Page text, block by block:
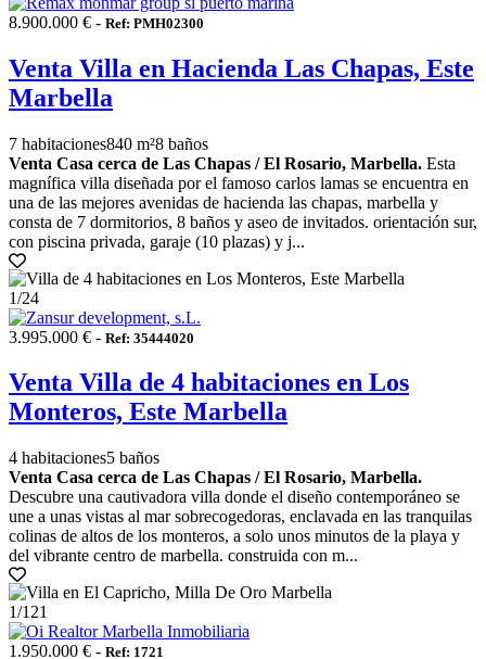
8.900.000 € - Ref: PMH02300
Venta Villa en Hacienda Las Chapas, Este
Marbella
7 habitaciones840 m²8 baños
Venta Casa cerca de Las Chapas / El Rosario, Marbella. Esta
magnífica villa diseñada por el famoso carlos lamas se encuentra en
una de las mejores avenidas de hacienda las chapas, marbella y
consta de 7 dormitorios, 8 baños y aseo de invitados. orientación sur,
con piscina privada, garaje (10 plazas) y j...
1/24
3.995.000 € - Ref: 35444020
Venta Villa de 4 habitaciones en Los
Monteros, Este Marbella
4 habitaciones5 baños
Venta Casa cerca de Las Chapas / El Rosario, Marbella.
Descubre una cautivadora villa donde el diseño contemporáneo se
une a unas vistas al mar sobrecogedoras, enclavada en las tranquilas
colinas de altos de los monteros, a solo unos minutos de la playa y
del vibrante centro de marbella. construida con m...
1/121
1.950.000 € - Ref: 1721